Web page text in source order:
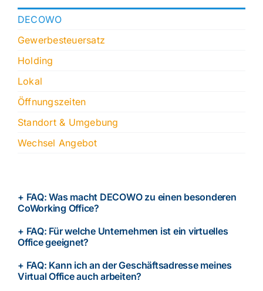
DECOWO
Gewerbesteuersatz
Holding
Lokal
Öffnungszeiten
Standort & Umgebung
Wechsel Angebot
+ FAQ: Was macht DECOWO zu einen besonderen
CoWorking Office?
+ FAQ: Für welche Unternehmen ist ein virtuelles
Office geeignet?
+ FAQ: Kann ich an der Geschäftsadresse meines
Virtual Office auch arbeiten?